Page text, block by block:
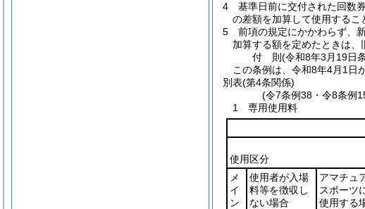
4
基準日前に交付された回数券
の差額を加算して使用するこ
5
前項の規定にかかわらず、
加算する額を定めたときは、
付 則(令和8年3月19日
この条例は、令和8年4月1日
別表(第4条関係)
(令7条例38・令8条例
1 専用使用料
使用区分
メ
イ
ン
使用者が入場
料等を徴収し
ない場合
アマチュ
スポーツ
使用する